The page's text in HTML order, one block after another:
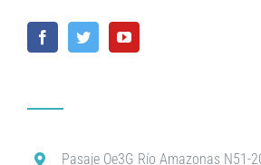
Pasaje Oe3G Río Amazonas N51-